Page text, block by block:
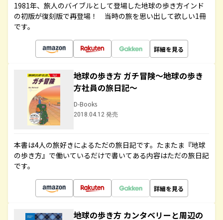
1981年、旅人のバイブルとして登場した地球の歩き方インド
の初版が復刻版で再登場！ 当時の旅を思い出して欲しい1冊
です。
詳細を見る
地球の歩き方 ガチ冒険～地球の歩き
方社員の旅日記～
D-Books
2018.04.12 発売
本書は4人の旅好きによるただの旅日記です。たまたま『地球
の歩き方』で働いているだけで書いてある内容はただの旅日記
です。
詳細を見る
地球の歩き方 カンタベリーと周辺の